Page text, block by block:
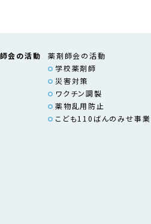
会の活動
薬剤師会の活動
学校薬剤師
災害対策
ワクチン調製
薬物乱用防止
こども110ばんのみせ事業